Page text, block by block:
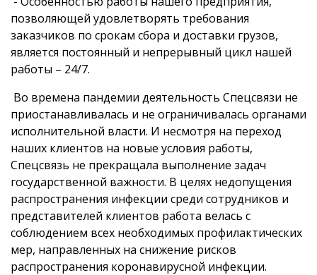
позволяющей удовлетворять требования
заказчиков по срокам сбора и доставки грузов,
является постоянный и непрерывный цикл нашей
работы – 24/7.
Во времена пандемии деятельность Спецсвязи не
приостанавливалась и не ограничивалась органами
исполнительной власти. И несмотря на переход
наших клиентов на новые условия работы,
Спецсвязь не прекращала выполнение задач
государственной важности. В целях недопущения
распространения инфекции среди сотрудников и
представителей клиентов работа велась с
соблюдением всех необходимых профилактических
мер, направленных на снижение рисков
распространения коронавирусной инфекции.